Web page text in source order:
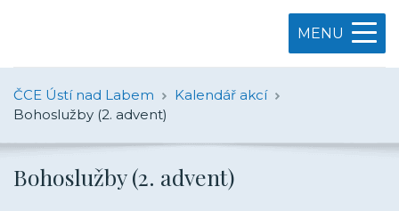
MENU
ČCE Ústí nad Labem
Kalendář akcí
Bohoslužby (2. advent)
Bohoslužby (2. advent)